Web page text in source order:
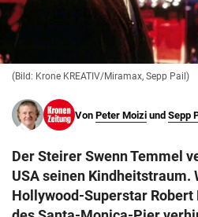
© Krone Multimedia GmbH & Co
Muthgasse 2, 1190 Wien
(Bild: Krone KREATIV/Miramax, Sepp Pail)
Von Peter Moizi und Sepp
Der Steirer Swenn Temmel
USA seinen Kindheitstraum.
Hollywood-Superstar Robert